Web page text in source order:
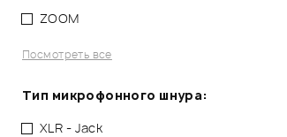
ZOOM
Посмотреть все
Тип микрофонного шнура:
XLR - Jack